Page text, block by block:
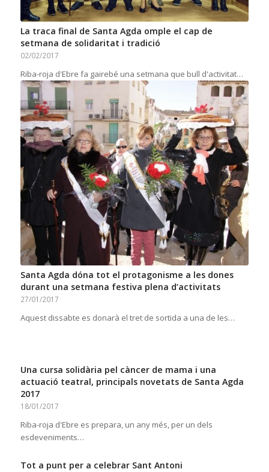
La traca final de Santa Agda omple el cap de
setmana de solidaritat i tradició
02/02/2017
Riba-roja d'Ebre fa gairebé una setmana que bull d'activitat…
Santa Agda dóna tot el protagonisme a les dones
durant una setmana festiva plena d’activitats
27/01/2017
Aquest dissabte es donarà el tret de sortida a una de les…
Una cursa solidària pel càncer de mama i una
actuació teatral, principals novetats de Santa Agda
2017
18/01/2017
Riba-roja d'Ebre es prepara, un any més, per un dels
esdeveniments…
Tot a punt per a celebrar Sant Antoni